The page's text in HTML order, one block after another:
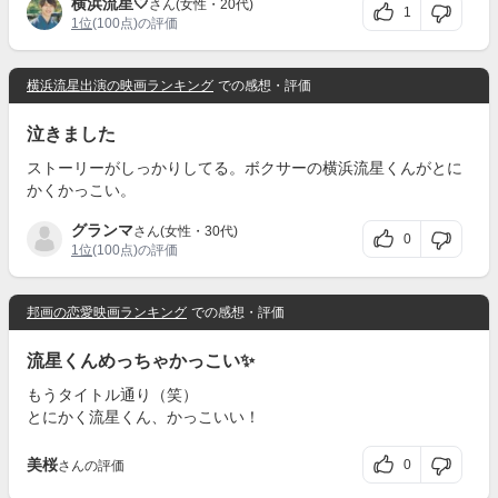
さん(女性・20代)
1位(100点)の評価
1
横浜流星出演の映画ランキング での感想・評価
泣きました
ストーリーがしっかりしてる。ボクサーの横浜流星くんがとに
かくかっこい。
グランマさん(女性・30代)
1位(100点)の評価
0
邦画の恋愛映画ランキング での感想・評価
流星くんめっちゃかっこい✨
もうタイトル通り（笑）
とにかく流星くん、かっこいい！
美桜さんの評価 0